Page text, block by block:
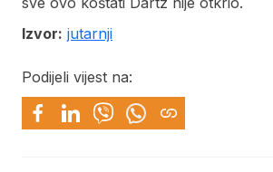
Izvor: jutarnji
Podijeli vijest na: